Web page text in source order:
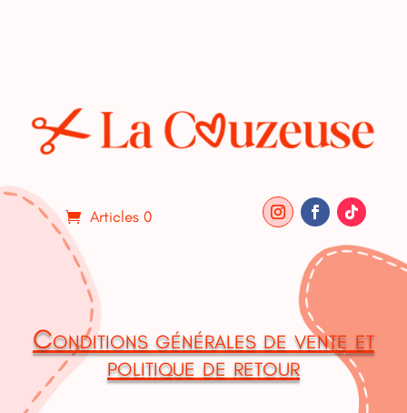
Articles 0
Conditions générales de vente et
politique de retour